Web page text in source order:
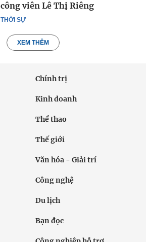
THỜI SỰ
công viên Lê Thị Riêng
XEM THÊM
Chính trị
Kinh doanh
Thể thao
Thế giới
Văn hóa - Giải trí
Công nghệ
Du lịch
Bạn đọc